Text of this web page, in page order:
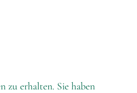
zu erhalten. Sie haben